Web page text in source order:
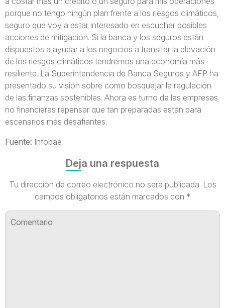
porque no tengo ningún plan frente a los riesgos climáticos,
seguro que voy a estar interesado en escuchar posibles
acciones de mitigación. Si la banca y los seguros están
dispuestos a ayudar a los negocios a transitar la elevación
de los riesgos climáticos tendremos una economía más
resiliente. La Superintendencia de Banca Seguros y AFP ha
presentado su visión sobre como bosquejar la regulación
de las finanzas sostenibles. Ahora es turno de las empresas
no financieras repensar que tan preparadas están para
escenarios más desafiantes.
Fuente: Infobae
Deja una respuesta
Tu dirección de correo electrónico no será publicada. Los
campos obligatorios están marcados con *